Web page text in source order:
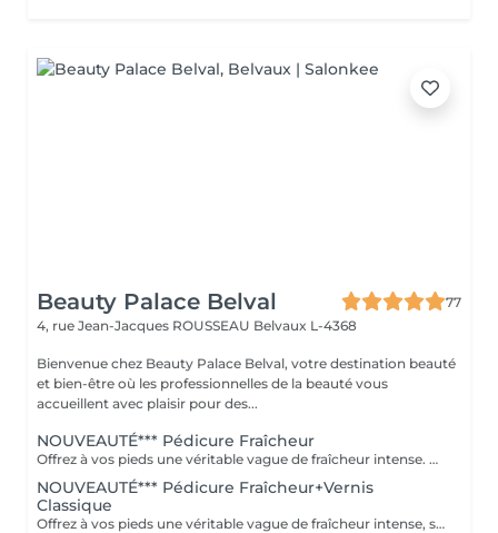
Beauty Palace Belval
77
4, rue Jean-Jacques ROUSSEAU Belvaux L-4368
Bienvenue chez Beauty Palace Belval, votre destination beauté
et bien-être où les professionnelles de la beauté vous
accueillent avec plaisir pour des...
NOUVEAUTÉ*** Pédicure Fraîcheur
Offrez à vos pieds une véritable vague de fraîcheur intense. Ce rituel associe un gommage au sel et à l'amande douce, un bain effervescent relaxant et rafraîchissant, puis un soin à l'effet glacial appliqué jusqu'aux mollets. Dès l'application, une sensation de froid intense enveloppe les pieds et les jambes pour un effet frais, léger et incroyablement revigorant. Le soin incontournable de l'été pour des pieds doux et une sensation glaciale irrésistible.
NOUVEAUTÉ*** Pédicure Fraîcheur+Vernis
Classique
Offrez à vos pieds une véritable vague de fraîcheur intense, sublimée par la pose d'un vernis classique. Ce rituel associe un gommage au sel et à l'amande douce, un bain effervescent relaxant et rafraîchissant, puis un soin à l'effet glacial appliqué jusqu'aux mollets. Une sensation de froid intense et revigorante, idéale pour les pieds fatigués ou simplement pour profiter d'un pur moment de fraîcheur pendant l'été. Des pieds doux, parfaitement soignés, élégamment vernis et une sensation glaciale irrésistible.